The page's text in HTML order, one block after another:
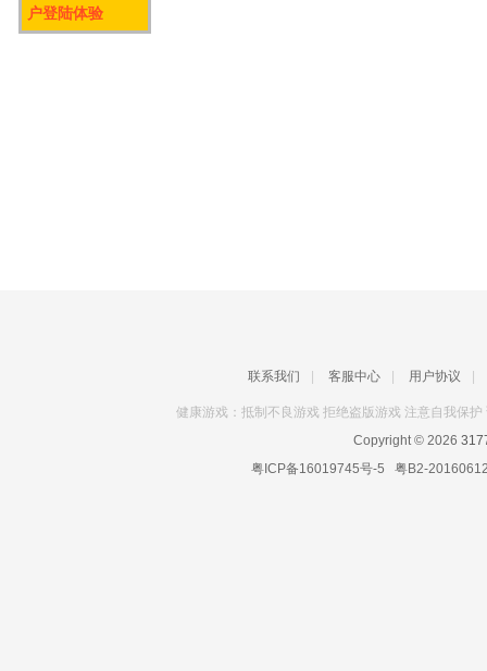
联系我们 客服中心 用户协议
健康游戏：抵制不良游戏 拒绝盗版游戏 注意自我保
Copyright © 2026
粤ICP备16019745号-5 粤B2-
户登陆体验